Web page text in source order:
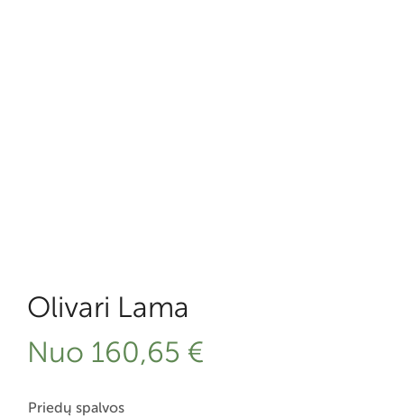
Olivari Lama
Nuo 160,65 €
Priedų spalvos